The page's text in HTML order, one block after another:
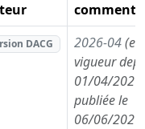
DACG 2026-04(en
vigueur
01/04/2026,
publiée le
06/06/2026,